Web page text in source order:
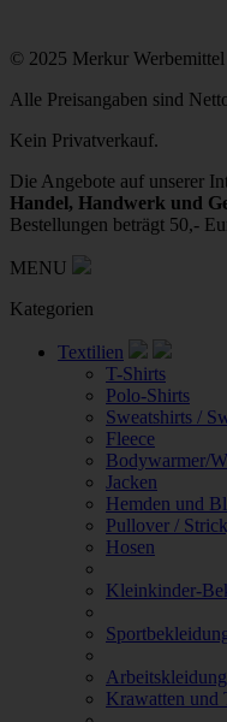
© 2025 Merkur
Alle Preisangaben sind
Kein Privatverkauf.
Die Angebote auf unserer
Handel, Handwerk und
Bestellungen beträgt 50,-
MENU
Kategorien
Textilien
T-Shirts
Polo-Shirts
Sweatshirts /
Fleece
Bodywarmer/
Jacken
Hemden und
Pullover /
Hosen
Kleinkinder-
Arbeitskleidung
Krawatten und